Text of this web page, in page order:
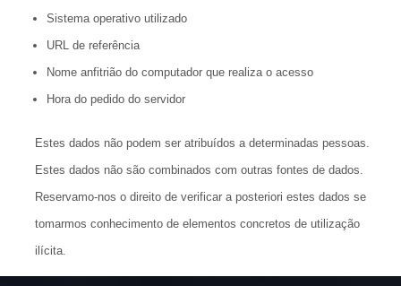
Sistema operativo utilizado
URL de referência
Nome anfitrião do computador que realiza o acesso
Hora do pedido do servidor
Estes dados não podem ser atribuídos a determinadas pessoas.
Estes dados não são combinados com outras fontes de dados.
Reservamo-nos o direito de verificar a posteriori estes dados se
tomarmos conhecimento de elementos concretos de utilização
ilícita.